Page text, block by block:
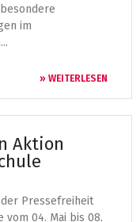
im
» WEITERLESEN
Aktion
Pressefreiheit
vom 04. Mai bis 08.